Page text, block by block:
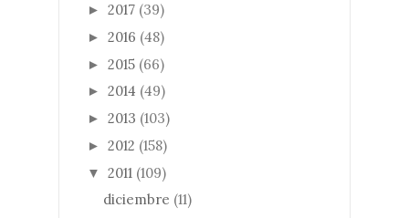
► 2017 (39)
► 2016 (48)
► 2015 (66)
► 2014 (49)
► 2013 (103)
► 2012 (158)
▼ 2011 (109)
diciembre (11)